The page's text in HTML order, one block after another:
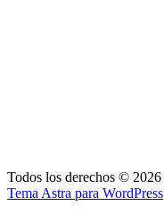
Todos los derechos ©
Tema Astra para WordPress